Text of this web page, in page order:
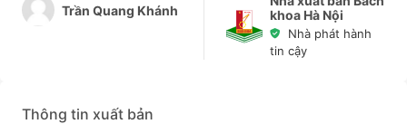
Trần Quang Khánh
khoa Hà Nội
Nhà phát hành
tin cậy
Thông tin xuất bản